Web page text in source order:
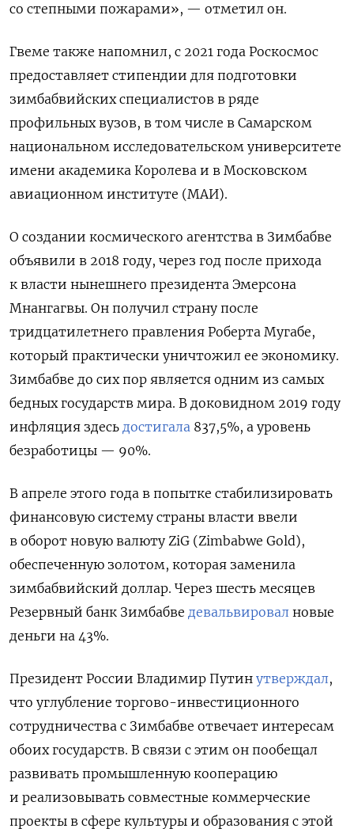
со степными пожарами», — отметил он.
Гвеме также напомнил, с 2021 года Роскосмос
предоставляет стипендии для подготовки
зимбабвийских специалистов в ряде
профильных вузов, в том числе в Самарском
национальном исследовательском университете
имени академика Королева и в Московском
авиационном институте (МАИ).
О создании космического агентства в Зимбабве
объявили в 2018 году, через год после прихода
к власти нынешнего президента Эмерсона
Мнангагвы. Он получил страну после
тридцатилетнего правления Роберта Мугабе,
который практически уничтожил ее экономику.
Зимбабве до сих пор является одним из самых
бедных государств мира. В доковидном 2019 году
инфляция здесь достигала 837,5%, а уровень
безработицы — 90%.
В апреле этого года в попытке стабилизировать
финансовую систему страны власти ввели
в оборот новую валюту ZiG (Zimbabwe Gold),
обеспеченную золотом, которая заменила
зимбабвийский доллар. Через шесть месяцев
Резервный банк Зимбабве девальвировал новые
деньги на 43%.
Президент России Владимир Путин утверждал,
что углубление торгово-инвестиционного
сотрудничества с Зимбабве отвечает интересам
обоих государств. В связи с этим он пообещал
развивать промышленную кооперацию
и реализовывать совместные коммерческие
проекты в сфере культуры и образования с этой